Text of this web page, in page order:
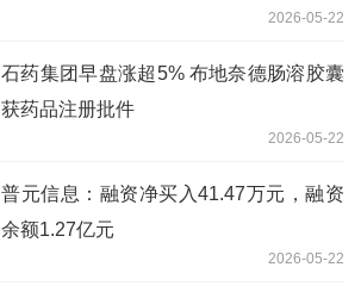
2026-05-22
石药集团早盘涨超5% 布地奈德肠溶胶囊
获药品注册批件
2026-05-22
普元信息：融资净买入41.47万元，融资
余额1.27亿元
2026-05-22